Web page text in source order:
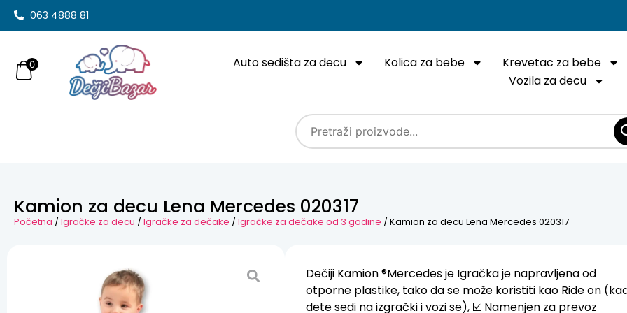
063 4888 81
Auto sedišta za decu Kolica za bebe Krevetac za bebe
Vozila za decu
0
Kamion za decu Lena Mercedes 020317
Početna /Igračke za decu /Igračke za dečake /Igračke za dečake od 3 godine / Kamion za decu Lena Mercedes 020317
Dečiji Kamion ®Mercedes je Igračka je napravljena od
otporne plastike, tako da se može koristiti kao Ride on
dete sedi na izgrački i vozi se), ☑️ Namenjen za prevoz